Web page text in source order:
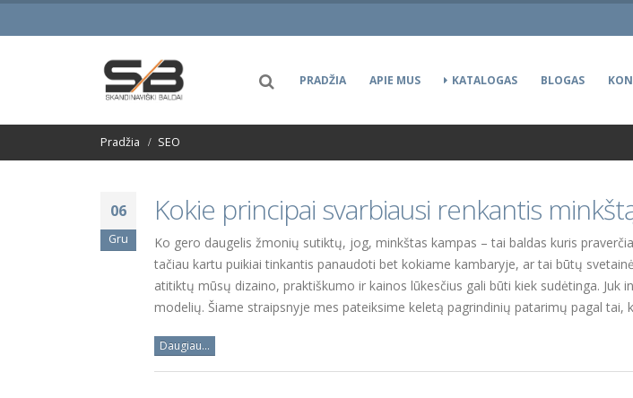
PRADŽIA APIE MUS KATALOGAS BLOGAS
Pradžia SEO
06
Gru
Kokie principai svarbiausi renkantis
Ko gero daugelis žmonių sutiktų, jog, minkštas kampas – tai baldas kuris
tačiau kartu puikiai tinkantis panaudoti bet kokiame kambaryje, ar tai būtų
atitiktų mūsų dizaino, praktiškumo ir kainos lūkesčius gali būti kiek sudėtinga.
modelių. Šiame straipsnyje mes pateiksime keletą pagrindinių patarimų pagal tai,
Daugiau...